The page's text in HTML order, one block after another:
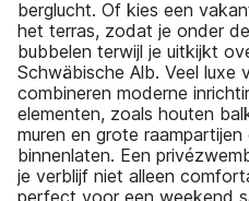
berglucht. Of kies een
het terras, zodat je onder
bubbelen terwijl je uitkijkt
Schwäbische Alb. Veel luxe
combineren moderne
elementen, zoals houten
muren en grote
binnenlaten. Een
je verblijf niet alleen
perfect voor een weekend